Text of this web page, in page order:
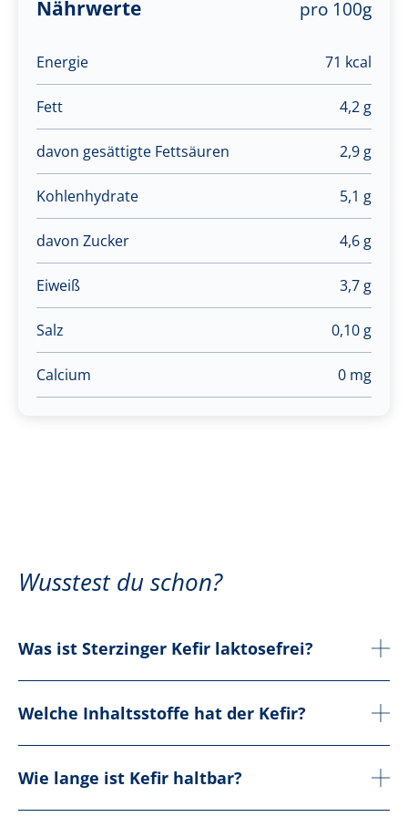
Nährwerte pro 100g
Energie 71 kcal
Fett 4,2 g
davon gesättigte Fettsäuren 2,9 g
Kohlenhydrate 5,1 g
davon Zucker 4,6 g
Eiweiß 3,7 g
Salz 0,10 g
Calcium 0 mg
Wusstest du schon?
Was ist Sterzinger Kefir laktosefrei?
Welche Inhaltsstoffe hat der Kefir?
Wie lange ist Kefir haltbar?